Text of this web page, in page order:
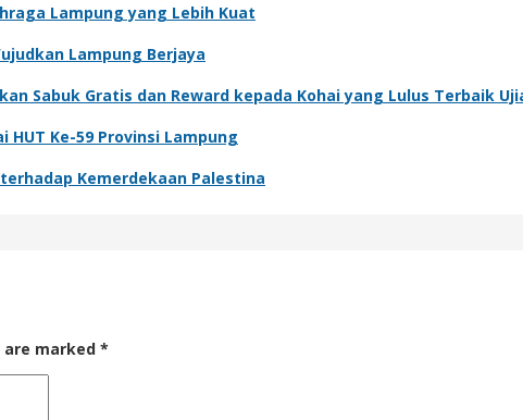
Lampung yang Lebih Kuat
Lampung Berjaya
Sabuk Gratis dan Reward kepada Kohai yang Lulus Terbaik
HUT Ke-59 Provinsi Lampung
Kemerdekaan Palestina
are marked *